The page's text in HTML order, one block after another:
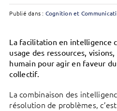
Publié dans : Cognition et
La facilitation en intelligence
usage des ressources,
humain pour agir en faveur
collectif.
La combinaison des
résolution de problèmes,